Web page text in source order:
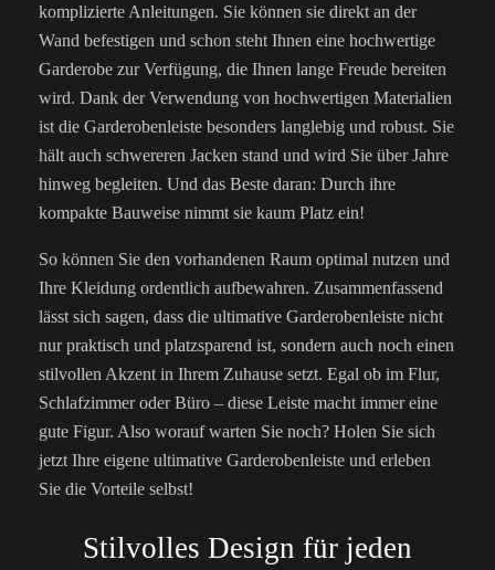
komplizierte Anleitungen. Sie können sie direkt an der
Wand befestigen und schon steht Ihnen eine hochwertige
Garderobe zur Verfügung, die Ihnen lange Freude bereiten
wird. Dank der Verwendung von hochwertigen Materialien
ist die Garderobenleiste besonders langlebig und robust. Sie
hält auch schwereren Jacken stand und wird Sie über Jahre
hinweg begleiten. Und das Beste daran: Durch ihre
kompakte Bauweise nimmt sie kaum Platz ein!
So können Sie den vorhandenen Raum optimal nutzen und
Ihre Kleidung ordentlich aufbewahren. Zusammenfassend
lässt sich sagen, dass die ultimative Garderobenleiste nicht
nur praktisch und platzsparend ist, sondern auch noch einen
stilvollen Akzent in Ihrem Zuhause setzt. Egal ob im Flur,
Schlafzimmer oder Büro – diese Leiste macht immer eine
gute Figur. Also worauf warten Sie noch? Holen Sie sich
jetzt Ihre eigene ultimative Garderobenleiste und erleben
Sie die Vorteile selbst!
Stilvolles Design für jeden